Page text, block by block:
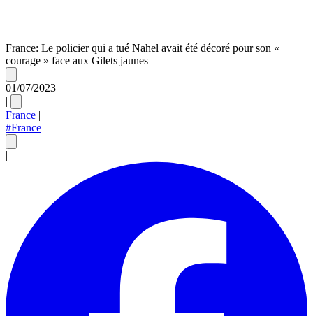
France: Le policier qui a tué Nahel avait été décoré pour son «
courage » face aux Gilets jaunes
01/07/2023
|
France |
#France
|